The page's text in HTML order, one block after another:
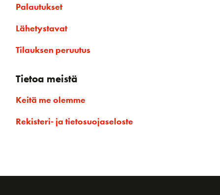
Palautukset
Lähetystavat
Tilauksen peruutus
Tietoa meistä
Keitä me olemme
Rekisteri- ja tietosuojaseloste